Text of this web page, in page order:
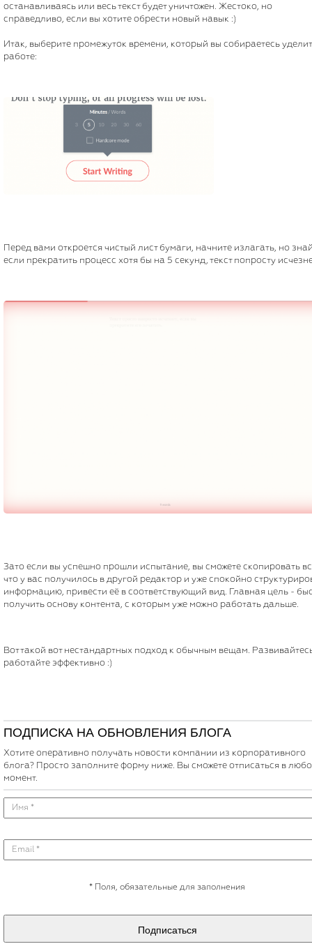
останавливаясь или весь текст будет уничтожен. Жестоко, но
справедливо, если вы хотите обрести новый навык :)
Итак, выберите промежуток времени, который вы собираетесь
работе:
Перед вами откроется чистый лист бумаги, начните излагать, но
если прекратить процесс хотя бы на 5 секунд, текст попросту
Зато если вы успешно прошли испытание, вы сможете скопировать
что у вас получилось в другой редактор и уже спокойно
информацию, привести её в соответствующий вид. Главная цель -
получить основу контента, с которым уже можно работать дальше.
Вот такой вот нестандартных подход к обычным вещам.
работайте эффективно :)
ПОДПИСКА НА ОБНОВЛЕНИЯ БЛОГА
Хотите оперативно получать новости компании из корпоративного
блога? Просто заполните форму ниже. Вы сможете отписаться в
момент.
* Поля, обязательные для заполнения
Подписаться